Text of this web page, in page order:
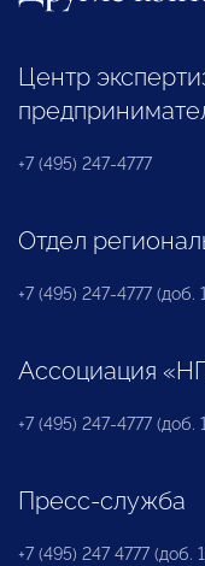
Центр
+7 (495) 247-4777
Отдел
+7 (495) 247-4777 (доб.
Ассоциация
+7 (495) 247-4777 (доб.
Пресс-служба
+7 (495) 247 4777 (доб.